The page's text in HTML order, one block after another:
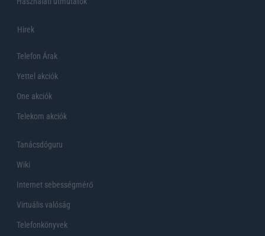
Hirek
Telefon Árak
Yettel akciók
One akciók
Telekom akciók
Tanácsdóguru
Wiki
Internet sebességmérő
Virtuális valóság
Telefonkönyvek